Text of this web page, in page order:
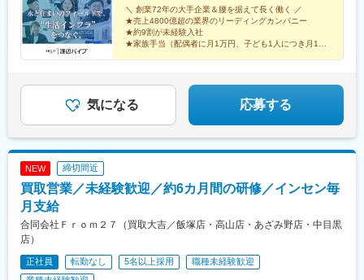
石駅、稲野駅、東加古川駅、加古川駅、英賀保駅、網干駅、郡山
駅(奈良県)、金橋駅、神前駅(和歌山県)、岡山駅前駅、備前一宮
駅、立町駅、広島駅、佐伯区役所前駅、福山駅、湯田温泉駅、阿
波富田駅、府中駅(徳島県)、勝瑞駅、綾川駅、三条駅(香川県)、伏
石駅、伊予和気駅、土居田駅、高須駅(高知県)、南行橋駅、行橋
久留米駅、大溝駅、佐賀駅、西唐津駅、諫早駅、島原港駅、道ノ
尾駅、堀川駅、宮地駅、健軍町駅、肥後西村駅、鶴崎駅、上臼杵
駅、宇佐駅、上岡駅、宮崎駅、日南駅、清武駅、高見橋駅、錦江
駅、宮ケ浜駅、真幸駅、伊集院駅、西出水駅、苗穂駅、琴似駅(札
幌市営)、北朝霞駅、鎌ケ谷大仏駅、西小山駅、旗の台駅、緑が丘
駅(東京都)、代官山駅、押上駅、巣鴨駅、本駒込駅、春日駅(東京
都)、東中野駅、芦花公園駅、宮の坂駅、上野御徒町駅、表参道
駅、赤坂見附駅、八王子駅、高尾駅(東京都)、府中本町駅、関内
駅、杉田駅(神奈川県)、新高島駅、矢田駅(愛知県)、高畑駅、梅坪
駅、柚木駅(静岡鉄道線)、第一通り駅、吉原本町駅、広小路駅(三
ビジネスパーク駅、扇町駅(大阪府)、南方駅(大阪府)、野田駅(阪神
線)、大阪阿部野橋駅、花園駅(京都府)、藤森駅、新田辺駅、桃山
勤OK！（営業所による）＞勤務地により異なります。
陸多賀駅、羽鳥駅、江曽島駅、大桑駅(栃木県)、小山駅、足利駅、
佐野市駅、野木駅、自治医大駅、矢板駅、那須塩原駅、北高崎
駅、新伊勢崎駅、太田駅(群馬県)、八木原駅、前橋大島駅、吉野原
駅、南鳩ケ谷駅、戸田公園駅、草加駅、北越谷駅、藤の牛島駅、
駅、新所沢駅、石原駅(埼玉県)、児玉駅、東千葉駅、西白井駅、み
のり台駅、西船橋駅、南船橋駅、八千代緑が丘駅、南柏駅、野田
市駅、佐倉駅、公津の杜駅、佐原駅、銚子駅、八街駅、求名駅、
センター駅、祖師ケ谷大蔵駅、都庁前駅、上井草駅、ときわ台駅
(東京都)、練馬高野台駅、国領駅、武蔵小金井駅、柴崎体育館駅、
京王八王子駅、羽村駅、多摩センター駅、西武立川駅、新川崎
駅、小机駅、北久里浜駅、本厚木駅、緑町駅、湘南深沢駅、南林
間駅、淵野辺駅、平塚駅、長岡駅、白山駅(新潟県)、新発田駅、東
光寺駅、坂町駅、新庄田中駅、高岡やぶなみ駅、磯部駅(石川県)、
駅、乙女駅、信濃国分寺駅、中軽井沢駅、渚駅(長野県)、鼎駅、北
大町駅、豊科駅、西岐阜駅、錦駅、草津駅(滋賀県)、彦根口駅、上
＼ 創業72年の大手企業＆腰を据えて長く働く ／
★売上4800億超の業界のリーディングカンパニー
★約9割が未経験入社
★家族手当（配偶者に月1万円、子ども1人につき月1万
気になる 応募する
NEW 締切間近
買取営業／未経験歓迎／約6カ月間の研修／インセン毎
月支給
合同会社Ｆｒｏｍ２７（買取大吉／飯塚店・高山店・あざみ野店・中目黒
店）
正社員 転勤なし 5名以上採用
職種未経験歓迎